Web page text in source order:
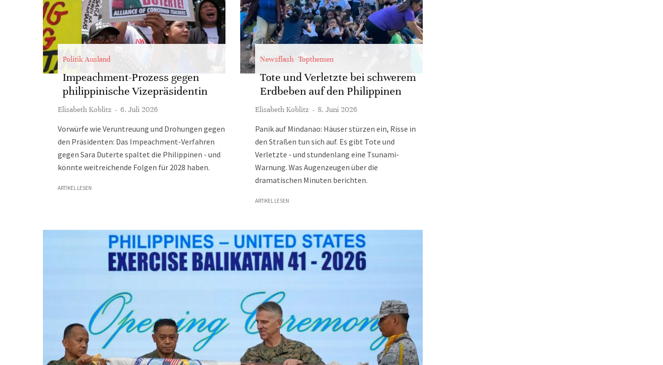
Politik Ausland
Impeachment-Prozess gegen
philippinische Vizepräsidentin
Elisabeth Koblitz · 6. Juli 2026
Vorwürfe wie Veruntreuung und Drohungen gegen
den Präsidenten: Das Impeachment-Verfahren
gegen Sara Duterte spaltet die Philippinen - und
könnte weitreichende Folgen für 2028 haben.
ARTIKEL LESEN
Newsflash Topthemen
Tote und Verletzte bei schwerem
Erdbeben auf den Philippinen
Elisabeth Koblitz · 8. Juni 2026
Panik auf Mindanao: Häuser stürzen ein, Risse in
den Straßen tun sich auf. Es gibt Tote und
Verletzte - und stundenlang eine Tsunami-
Warnung. Was Augenzeugen über die
dramatischen Minuten berichten.
ARTIKEL LESEN